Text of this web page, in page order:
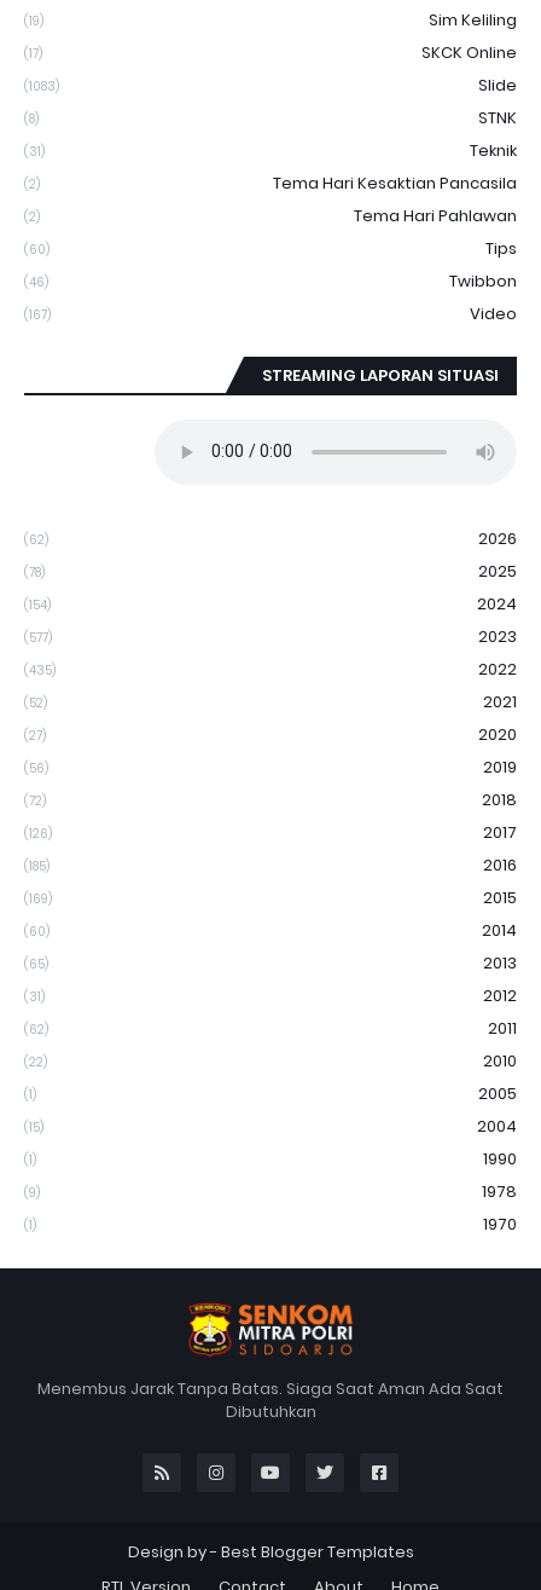
Sim Keliling
(19)
SKCK Online
(17)
Slide
(1083)
STNK
(8)
Teknik
(31)
Tema Hari Kesaktian Pancasila
(2)
Tema Hari Pahlawan
(2)
Tips
(60)
Twibbon
(46)
Video
(167)
STREAMING LAPORAN SITUASI
2026
(62)
2025
(78)
2024
(154)
2023
(577)
2022
(435)
2021
(52)
2020
(27)
2019
(56)
2018
(72)
2017
(126)
2016
(185)
2015
(169)
2014
(60)
2013
(65)
2012
(31)
2011
(62)
2010
(22)
2005
(1)
2004
(15)
1990
(1)
1978
(9)
1970
(1)
Menembus Jarak Tanpa Batas. Siaga Saat Aman Ada Saat
Dibutuhkan
Design by - Best Blogger Templates